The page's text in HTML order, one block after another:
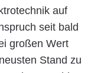
auf
seit bald
großen Wert
Stand zu